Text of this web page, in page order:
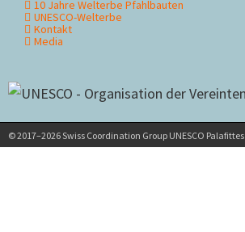
10 Jahre Welterbe Pfahlbauten
UNESCO-Welterbe
Kontakt
Media
© 2017–2026 Swiss Coordination Group UNESCO Palafittes